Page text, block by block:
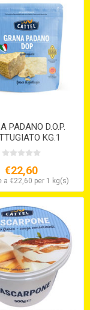
PADANO D.O.P.
KG.1
€22,60
a €22,60 per 1 kg(s)